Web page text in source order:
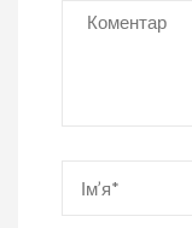
Коментар